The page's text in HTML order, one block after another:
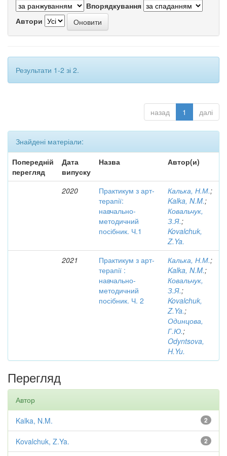
Впорядкування
Автори
Результати 1-2 зі 2.
назад 1 далі
Знайдені матеріали:
Попередній
перегляд
Дата
випуску
Назва Автор(и)
2020
Практикум з арт-
терапії:
навчально-
методичний
посібник. Ч.1
Калька, Н.М.;
Kalka, N.M.;
Ковальчук,
З.Я.;
Kovalchuk,
Z.Ya.
2021
Практикум з арт-
терапії :
навчально-
методичний
посібник. Ч. 2
Калька, Н.М.;
Kalka, N.M.;
Ковальчук,
З.Я.;
Kovalchuk,
Z.Ya.;
Одинцова,
Г.Ю.;
Odyntsova,
H.Yu.
Перегляд
Автор
2
Kalka, N.M.
2
Kovalchuk, Z.Ya.